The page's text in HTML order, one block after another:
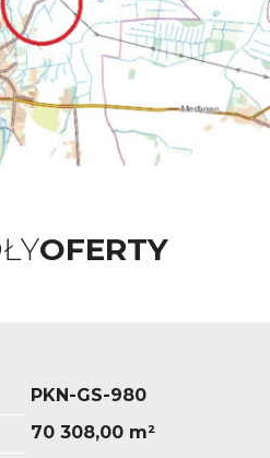
OFERTY
PKN-GS-980
70 308,00 m²